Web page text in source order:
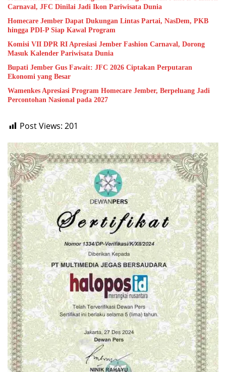
Carnaval, JFC Dinilai Jadi Ikon Pariwisata Dunia
Homecare Jember Dapat Dukungan Lintas Partai, NasDem, PKB
hingga PDI-P Siap Kawal Program
Komisi VII DPR RI Apresiasi Jember Fashion Carnaval, Dorong
Masuk Kalender Pariwisata Dunia
Bupati Jember Gus Fawait: JFC 2026 Ciptakan Perputaran
Ekonomi yang Besar
Wamenkes Apresiasi Program Homecare Jember, Berpeluang Jadi
Percontohan Nasional pada 2027
Post Views: 201